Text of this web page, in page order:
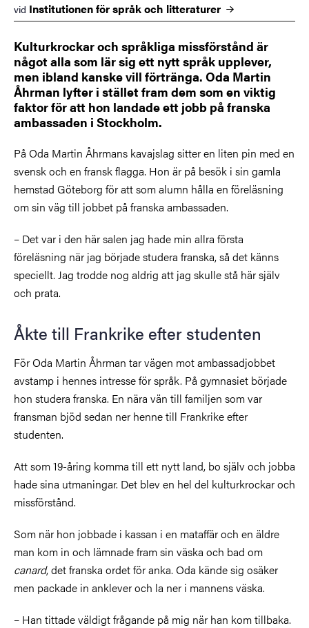
vid Institutionen för språk och litteraturer
Kulturkrockar och språkliga missförstånd är
något alla som lär sig ett nytt språk upplever,
men ibland kanske vill förtränga. Oda Martin
Åhrman lyfter i stället fram dem som en viktig
faktor för att hon landade ett jobb på franska
ambassaden i Stockholm.
På Oda Martin Åhrmans kavajslag sitter en liten pin med en
svensk och en fransk flagga. Hon är på besök i sin gamla
hemstad Göteborg för att som alumn hålla en föreläsning
om sin väg till jobbet på franska ambassaden.
– Det var i den här salen jag hade min allra första
föreläsning när jag började studera franska, så det känns
speciellt. Jag trodde nog aldrig att jag skulle stå här själv
och prata.
Åkte till Frankrike efter studenten
För Oda Martin Åhrman tar vägen mot ambassadjobbet
avstamp i hennes intresse för språk. På gymnasiet började
hon studera franska. En nära vän till familjen som var
fransman bjöd sedan ner henne till Frankrike efter
studenten.
Att som 19-åring komma till ett nytt land, bo själv och jobba
hade sina utmaningar. Det blev en hel del kulturkrockar och
missförstånd.
Som när hon jobbade i kassan i en mataffär och en äldre
man kom in och lämnade fram sin väska och bad om
canard, det franska ordet för anka. Oda kände sig osäker
men packade in anklever och la ner i mannens väska.
– Han tittade väldigt frågande på mig när han kom tillbaka.